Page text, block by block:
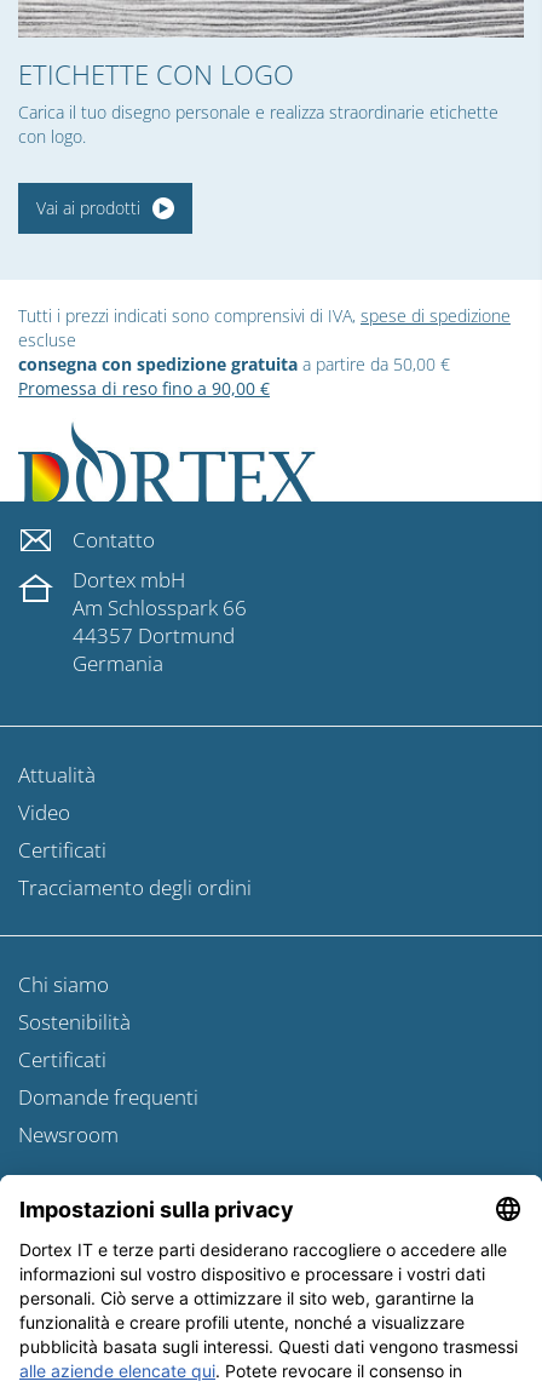
ETICHETTE CON LOGO
Carica il tuo disegno personale e realizza straordinarie etichette
con logo.
Vai ai prodotti
Tutti i prezzi indicati sono comprensivi di IVA, spese di spedizione
escluse
consegna con spedizione gratuita a partire da 50,00 €
Promessa di reso fino a 90,00 €
Contatto
Dortex mbH
Am Schlosspark 66
44357 Dortmund
Germania
Attualità
Video
Certificati
Tracciamento degli ordini
Chi siamo
Sostenibilità
Certificati
Domande frequenti
Newsroom
Informativa sulle spedizioni
Newsletter
Tutela dei dati
Condizioni Generali